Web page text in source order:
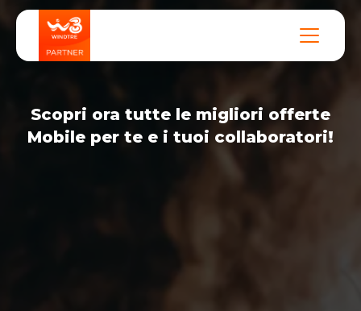
Scopri ora tutte le migliori offerte
Mobile per te e i tuoi collaboratori!